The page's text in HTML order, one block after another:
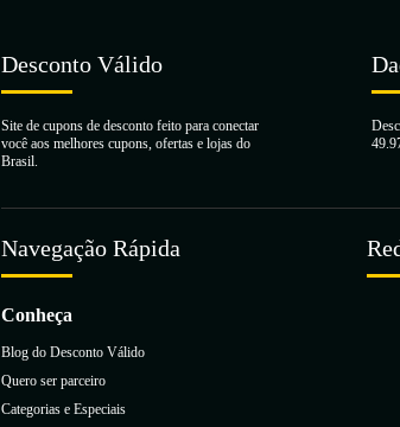
Desconto Válido
Site de cupons de desconto feito para conectar
você aos melhores cupons, ofertas e lojas do
Brasil.
Navegação Rápida
Conheça
Blog do Desconto Válido
Quero ser parceiro
Categorias e Especiais